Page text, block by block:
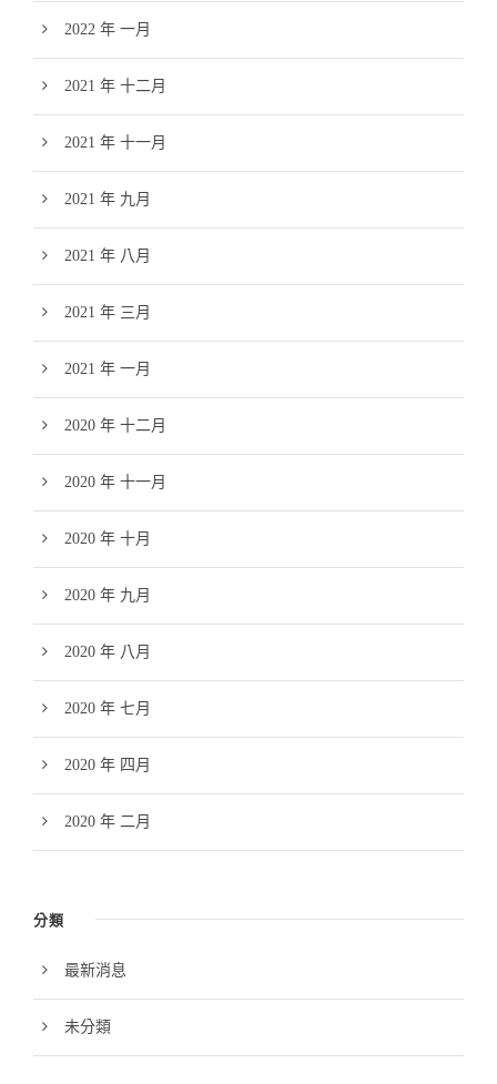
2022 年 一月
2021 年 十二月
2021 年 十一月
2021 年 九月
2021 年 八月
2021 年 三月
2021 年 一月
2020 年 十二月
2020 年 十一月
2020 年 十月
2020 年 九月
2020 年 八月
2020 年 七月
2020 年 四月
2020 年 二月
分類
最新消息
未分類